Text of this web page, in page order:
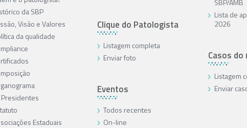
da SBP
Visão e Valores
da qualidade
Presidentes
Estaduais
Clique do Patologista
Listagem completa
Enviar foto
Eventos
Todos recentes
On-line
SBP/AMB
Lista de
2026
Casos do
Listagem
Enviar